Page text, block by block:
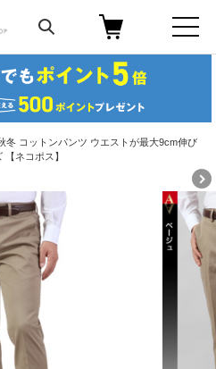
冬 コットンパンツ ウエストが最大9cm伸び
ネコポス】